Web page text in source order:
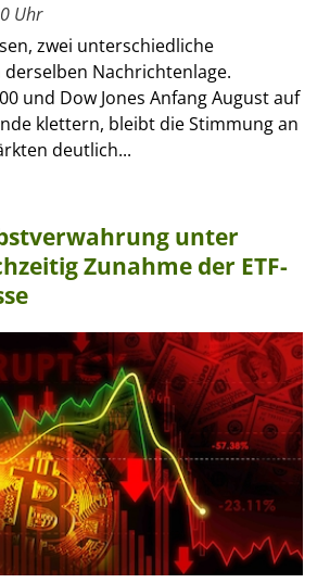
Uhr
zwei unterschiedliche
derselben Nachrichtenlage.
und Dow Jones Anfang August auf
klettern, bleibt die Stimmung an
deutlich...
unter
Zunahme der ETF-